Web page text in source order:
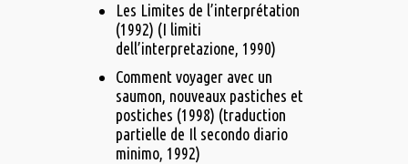
Les Limites de l’interprétation
(1992) (I limiti
dell’interpretazione, 1990)
Comment voyager avec un
saumon, nouveaux pastiches et
postiches (1998) (traduction
partielle de Il secondo diario
minimo, 1992)